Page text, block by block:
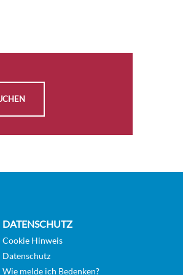
ANFRAGEN
KABINE
DATENSCHUTZ
Cookie Hinweis
Datenschutz
Wie melde ich Bedenken?